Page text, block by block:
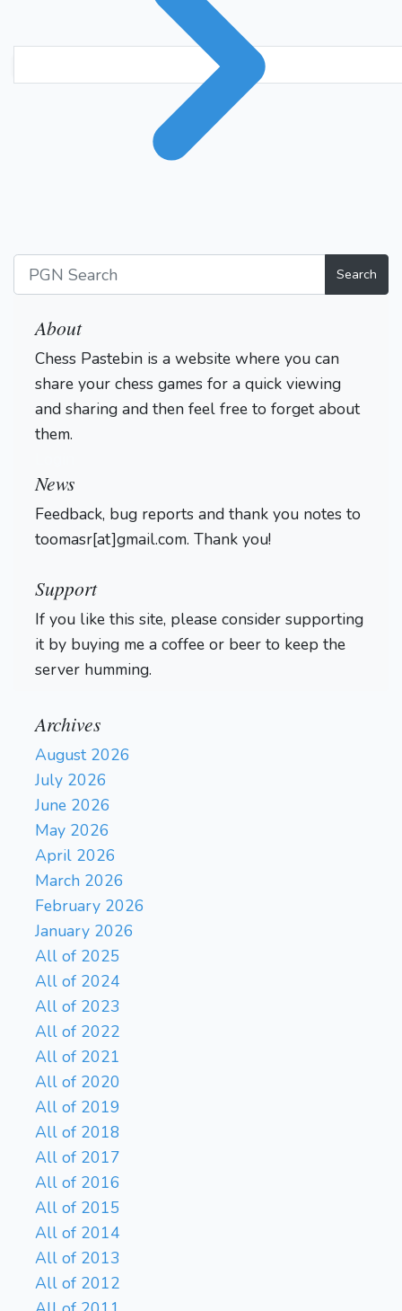
Search
About
Chess Pastebin is a website where you can
share your chess games for a quick viewing
and sharing and then feel free to forget about
them.
News
Feedback, bug reports and thank you notes to
toomasr[at]gmail.com. Thank you!
Support
If you like this site, please consider supporting
it by buying me a coffee or beer to keep the
server humming.
Archives
August 2026
July 2026
June 2026
May 2026
April 2026
March 2026
February 2026
January 2026
All of 2025
All of 2024
All of 2023
All of 2022
All of 2021
All of 2020
All of 2019
All of 2018
All of 2017
All of 2016
All of 2015
All of 2014
All of 2013
All of 2012